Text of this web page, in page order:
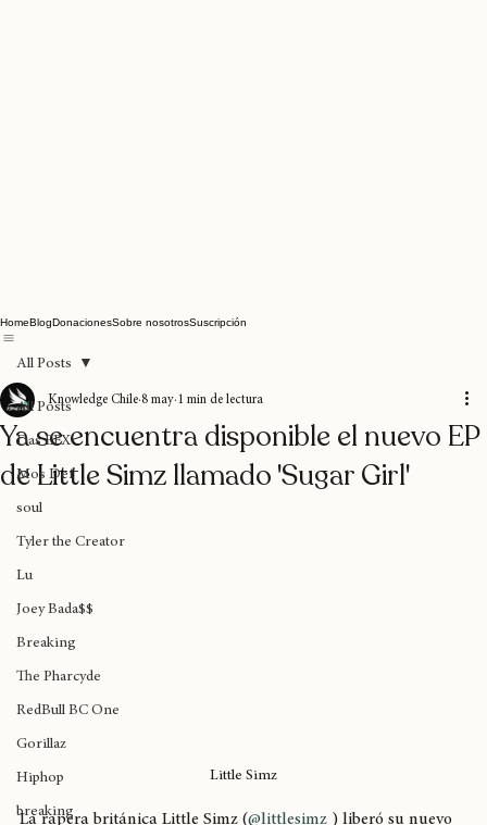
All Posts
Das EFX
Mos Def
soul
Tyler the Creator
Lu
Joey Bada$$
Breaking
The Pharcyde
RedBull BC One
Gorillaz
Hiphop
All Posts
Ya se encuentra disponible el nuevo EP
de Little Simz llamado 'Sugar Girl'
8 may 1 min de lectura